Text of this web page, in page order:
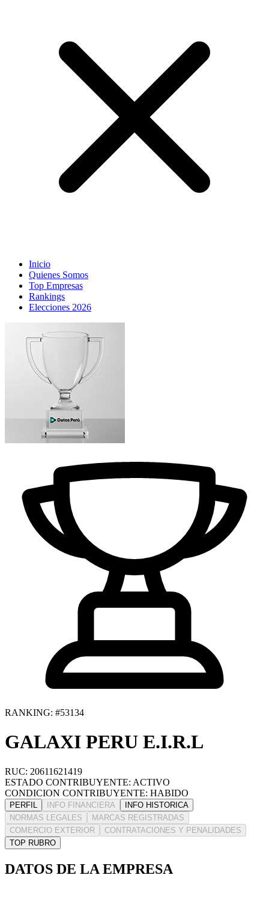
Inicio
Quienes Somos
Top Empresas
Rankings
Elecciones 2026
RANKING: #53134
GALAXI PERU E.I.R.L
RUC: 20611621419
ESTADO CONTRIBUYENTE: ACTIVO
CONDICION CONTRIBUYENTE: HABIDO
PERFIL INFO FINANCIERA
INFO HISTORICA
NORMAS LEGALES
MARCAS REGISTRADAS
COMERCIO EXTERIOR
CONTRATACIONES Y PENALIDADES
TOP RUBRO
DATOS DE LA EMPRESA